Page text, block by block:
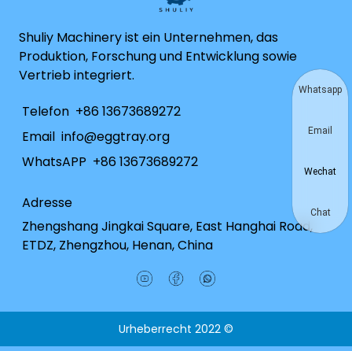
Shuliy Machinery ist ein Unternehmen, das
Produktion, Forschung und Entwicklung sowie
Vertrieb integriert.
Telefon +86 13673689272
Email info@eggtray.org
WhatsAPP +86 13673689272
Adresse
Zhengshang Jingkai Square, East Hanghai Road,
ETDZ, Zhengzhou, Henan, China
Urheberrecht 2022 ©
Whatsapp
Email
Wechat
Chat